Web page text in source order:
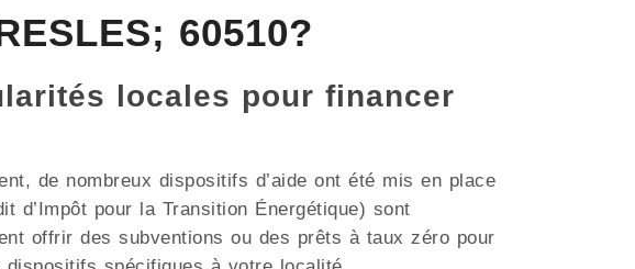
60510?
locales pour financer
de nombreux dispositifs d’aide ont été mis en place
d’Impôt pour la Transition Énergétique) sont
offrir des subventions ou des prêts à taux zéro pour